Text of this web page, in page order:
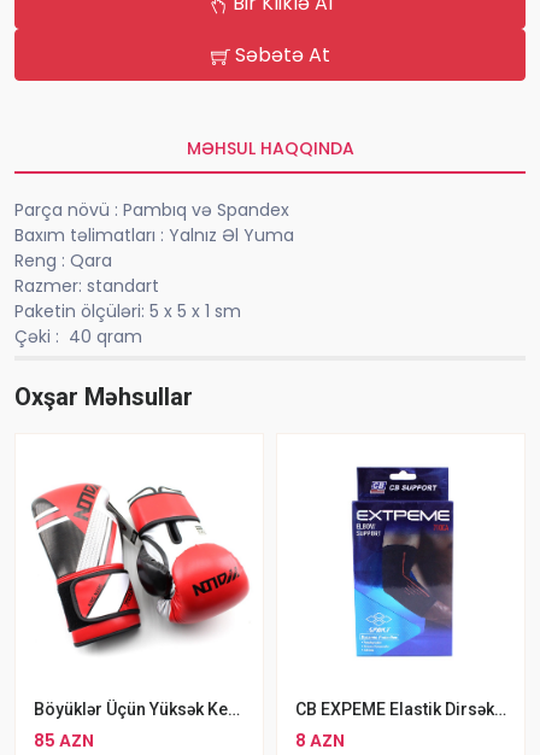
Səbətə At
MƏHSUL HAQQINDA
Parça növü : Pambıq və Spandex
Baxım təlimatları : Yalnız Əl Yuma
Reng : Qara
Razmer: standart
Paketin ölçüləri: 5 x 5 x 1 sm
Çəki : 40 qram
Oxşar Məhsullar
Böyüklər Üçün Yüksək Keyfiyyətli Wolon Boks Əlcəyi Davamlı Peşəkar Boks Əlacəyi
85 AZN
CB EXPEME Elastik Dirsək Dəstəyi
8 AZN